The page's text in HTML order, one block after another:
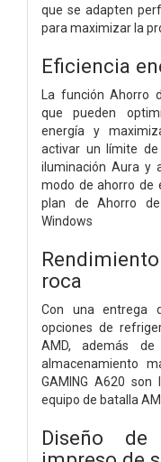
que se adapten
para maximizar la
Eficiencia
La función Ahorro
que pueden
energía y
activar un límite de
iluminación Aura y
modo de ahorro de
plan de Ahorro
Windows
roca
Con una entrega
opciones de
AMD, además
almacenamiento
GAMING A620
equipo de batalla
Diseño